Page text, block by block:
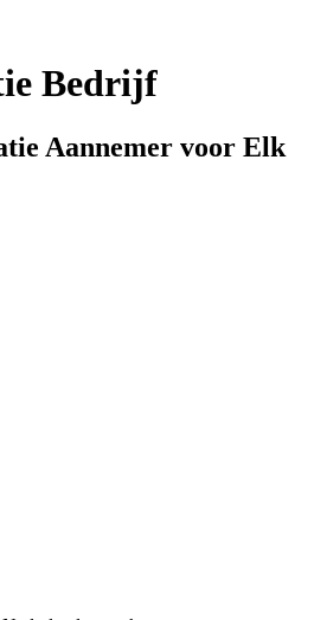
Bedrijf
Aannemer voor Elk